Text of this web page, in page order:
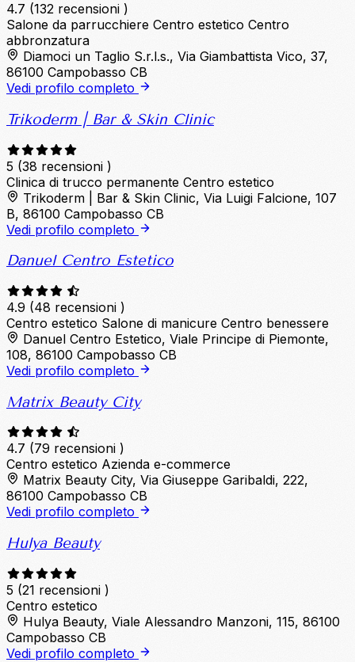
4.7 (132 recensioni )
Salone da parrucchiere Centro estetico Centro
abbronzatura
Diamoci un Taglio S.r.l.s., Via Giambattista Vico, 37,
86100 Campobasso CB
Vedi profilo completo
Trikoderm | Bar & Skin Clinic
5 (38 recensioni )
Clinica di trucco permanente Centro estetico
Trikoderm | Bar & Skin Clinic, Via Luigi Falcione, 107
B, 86100 Campobasso CB
Vedi profilo completo
Danuel Centro Estetico
4.9 (48 recensioni )
Centro estetico Salone di manicure Centro benessere
Danuel Centro Estetico, Viale Principe di Piemonte,
108, 86100 Campobasso CB
Vedi profilo completo
Matrix Beauty City
4.7 (79 recensioni )
Centro estetico Azienda e-commerce
Matrix Beauty City, Via Giuseppe Garibaldi, 222,
86100 Campobasso CB
Vedi profilo completo
Hulya Beauty
5 (21 recensioni )
Centro estetico
Hulya Beauty, Viale Alessandro Manzoni, 115, 86100
Campobasso CB
Vedi profilo completo